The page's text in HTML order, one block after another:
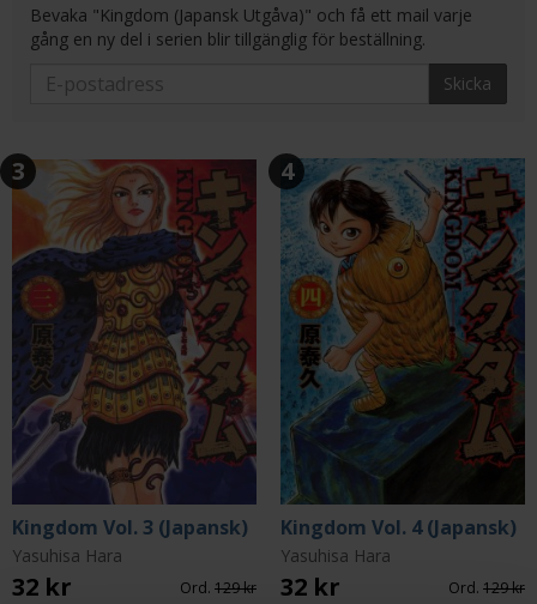
Bevaka "Kingdom (Japansk Utgåva)" och få ett mail varje
gång en ny del i serien blir tillgänglig för beställning.
Skicka
3
Kingdom Vol. 3 (Japansk)
Yasuhisa Hara
32 kr Ord. 129 kr
4
Kingdom Vol. 4 (Japansk)
Yasuhisa Hara
32 kr Ord. 129 kr